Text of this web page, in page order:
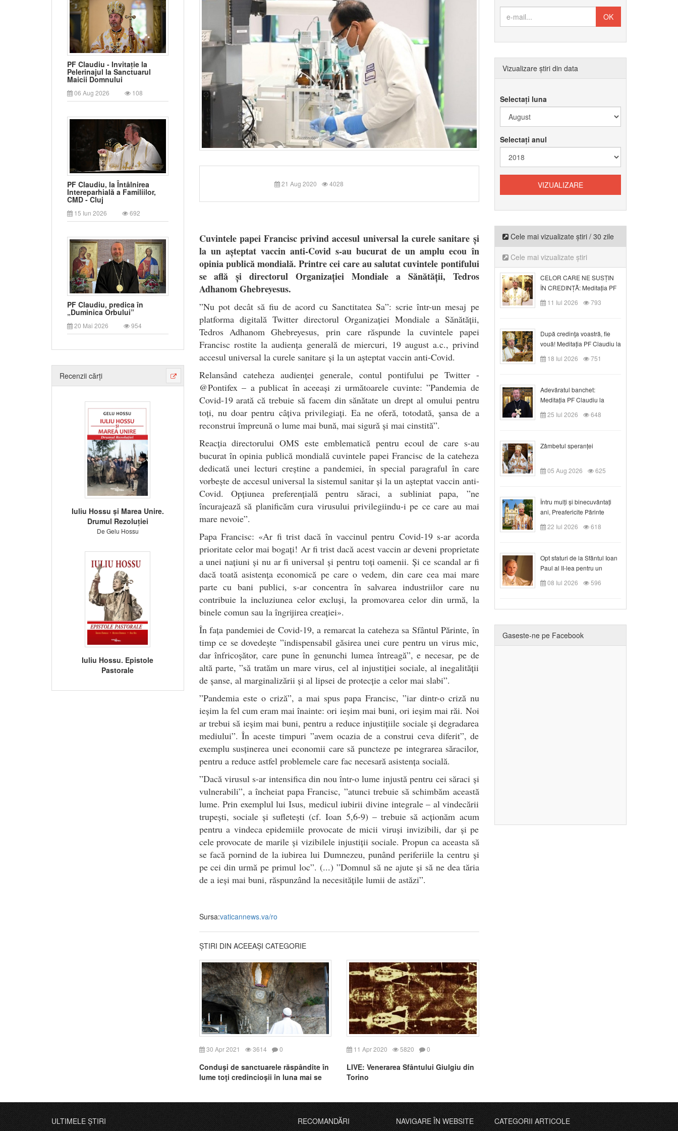
PF Claudiu - Invitație la
Pelerinajul la Sanctuarul
Maicii Domnului
06 Aug 2026 108
PF Claudiu, la Întâlnirea
Intereparhială a Familiilor,
CMD - Cluj
15 Iun 2026 692
PF Claudiu, predica în
„Duminica Orbului”
20 Mai 2026 954
Recenzii cărți
Iuliu Hossu și Marea Unire.
Drumul Rezoluției
De Gelu Hossu
Iuliu Hossu. Epistole
Pastorale
21 Aug 2020 4028
Cuvintele papei Francisc privind accesul universal la curele sanitare și
la un așteptat vaccin anti-Covid s-au bucurat de un amplu ecou în
opinia publică mondială. Printre cei care au salutat cuvintele pontifului
se află și directorul Organizației Mondiale a Sănătății, Tedros
Adhanom Ghebreyesus.
”Nu pot decât să fiu de acord cu Sanctitatea Sa”: scrie într-un mesaj pe
platforma digitală Twitter directorul Organizației Mondiale a Sănătății,
Tedros Adhanom Ghebreyesus, prin care răspunde la cuvintele papei
Francisc rostite la audiența generală de miercuri, 19 august a.c., privind
accesul universal la curele sanitare și la un așteptat vaccin anti-Covid.
Relansând cateheza audienței generale, contul pontifului pe Twitter -
@Pontifex – a publicat în aceeași zi următoarele cuvinte: ”Pandemia de
Covid-19 arată că trebuie să facem din sănătate un drept al omului pentru
toți, nu doar pentru câțiva privilegiați. Ea ne oferă, totodată, șansa de a
reconstrui împreună o lume mai bună, mai sigură și mai cinstită”.
Reacția directorului OMS este emblematică pentru ecoul de care s-au
bucurat în opinia publică mondială cuvintele papei Francisc de la cateheza
dedicată unei lecturi creștine a pandemiei, în special paragraful în care
vorbește de accesul universal la sistemul sanitar și la un așteptat vaccin anti-
Covid. Opțiunea preferențială pentru săraci, a subliniat papa, ”ne
încurajează să planificăm cura virusului privilegiindu-i pe ce care au mai
mare nevoie”.
Papa Francisc: «Ar fi trist dacă în vaccinul pentru Covid-19 s-ar acorda
prioritate celor mai bogați! Ar fi trist dacă acest vaccin ar deveni proprietate
a unei națiuni și nu ar fi universal și pentru toți oamenii. Și ce scandal ar fi
dacă toată asistența economică pe care o vedem, din care cea mai mare
parte cu bani publici, s-ar concentra în salvarea industriilor care nu
contribuie la incluziunea celor excluși, la promovarea celor din urmă, la
binele comun sau la îngrijirea creației».
În fața pandemiei de Covid-19, a remarcat la cateheza sa Sfântul Părinte, în
timp ce se dovedește ”indispensabil găsirea unei cure pentru un virus mic,
dar înfricoșător, care pune în genunchi lumea întreagă”, e necesar, pe de
altă parte, ”să tratăm un mare virus, cel al injustiției sociale, al inegalității
de șanse, al marginalizării și al lipsei de protecție a celor mai slabi”.
”Pandemia este o criză”, a mai spus papa Francisc, ”iar dintr-o criză nu
ieșim la fel cum eram mai înainte: ori ieșim mai buni, ori ieșim mai răi. Noi
ar trebui să ieșim mai buni, pentru a reduce injustițiile sociale și degradarea
mediului”. În aceste timpuri ”avem ocazia de a construi ceva diferit”, de
exemplu susținerea unei economii care să puncteze pe integrarea săracilor,
pentru a reduce astfel problemele care fac necesară asistența socială.
”Dacă virusul s-ar intensifica din nou într-o lume injustă pentru cei săraci și
vulnerabili”, a încheiat papa Francisc, ”atunci trebuie să schimbăm această
lume. Prin exemplul lui Isus, medicul iubirii divine integrale – al vindecării
trupești, sociale și sufletești (cf. Ioan 5,6-9) – trebuie să acționăm acum
pentru a vindeca epidemiile provocate de micii viruși invizibili, dar și pe
cele provocate de marile și vizibilele injustiții sociale. Propun ca aceasta să
se facă pornind de la iubirea lui Dumnezeu, punând periferiile la centru și
pe cei din urmă pe primul loc”. (...) ”Domnul să ne ajute și să ne dea tăria
de a ieși mai buni, răspunzând la necesitățile lumii de astăzi”.
Sursa:vaticannews.va/ro
ȘTIRI DIN ACEEAȘI CATEGORIE
30 Apr 2021 3614 0
Conduşi de sanctuarele răspândite în
lume toţi credincioşii în luna mai se
11 Apr 2020 5820 0
LIVE: Venerarea Sfântului Giulgiu din
Torino
Vizualizare știri din data
Selectați luna
Selectați anul
Cele mai vizualizate știri / 30 zile
Cele mai vizualizate știri
CELOR CARE NE SUSȚIN
ÎN CREDINȚĂ: Meditația PF
Claudiu la Duminica a VI-a
după Rusalii
11 Iul 2026 793
După credinţa voastră, fie
vouă! Meditația PF Claudiu la
duminica a VII-a după Rusalii
18 Iul 2026 751
Adevăratul banchet:
Meditația PF Claudiu la
Duminica a VIII-a după
Rusalii
25 Iul 2026 648
Zâmbetul speranței
05 Aug 2026 625
Întru mulți și binecuvântați
ani, Preafericite Părinte
Claudiu!
22 Iul 2026 618
Opt sfaturi de la Sfântul Ioan
Paul al II-lea pentru un
creștin
08 Iul 2026 596
Gaseste-ne pe Facebook
ULTIMELE ȘTIRI RECOMANDĂRI NAVIGARE ÎN WEBSITE CATEGORII ARTICOLE